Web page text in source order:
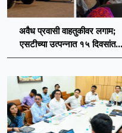
अवैध प्रवासी वाहतुकीवर लगाम;
एसटीच्या उत्पन्नात १५ दिवसांत
४३.८३ कोटींची वाढ!